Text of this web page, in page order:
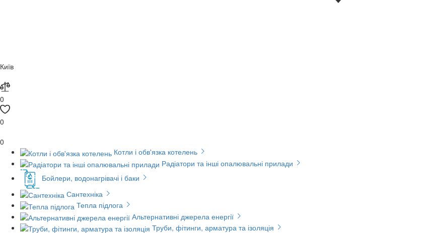
Київ
0
0
0
Котли і обв'язка котелень
Радіатори та інші опалювальні прилади
Бойлери, водонагрівачі і баки
Сантехніка
Тепла підлога
Альтернативні джерела енергії
Труби, фітинги, арматура та ізоляція